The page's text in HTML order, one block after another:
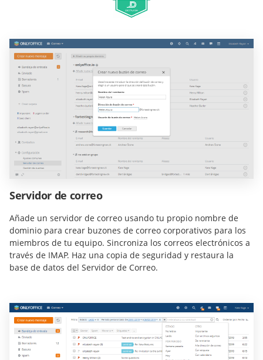
Servidor de correo
Añade un servidor de correo usando tu propio nombre de
dominio para crear buzones de correo corporativos para los
miembros de tu equipo. Sincroniza los correos electrónicos a
través de IMAP. Haz una copia de seguridad y restaura la
base de datos del Servidor de Correo.